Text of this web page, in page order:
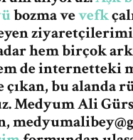
bozma vevefk
hem birçok
de internetteki
çıkan, bu alanda
Medyum Ali